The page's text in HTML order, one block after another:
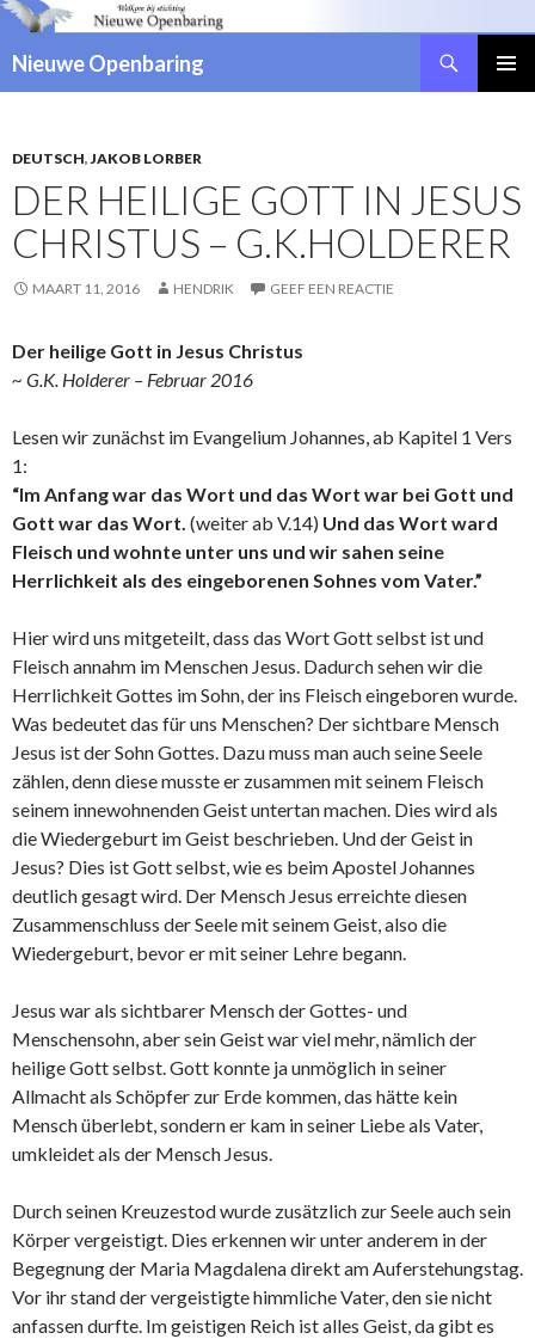
Nieuwe Openbaring
SPRINGEN
DEUTSCH,JAKOB LORBER
DER HEILIGE GOTT IN JESUS
CHRISTUS – G.K.HOLDERER
MAART 11, 2016 HENDRIK GEEF EEN REACTIE
Der heilige Gott in Jesus Christus
~ G.K. Holderer – Februar 2016
Lesen wir zunächst im Evangelium Johannes, ab Kapitel 1 Vers
1:
“Im Anfang war das Wort und das Wort war bei Gott und
Gott war das Wort. (weiter ab V.14) Und das Wort ward
Fleisch und wohnte unter uns und wir sahen seine
Herrlichkeit als des eingeborenen Sohnes vom Vater.”
Hier wird uns mitgeteilt, dass das Wort Gott selbst ist und
Fleisch annahm im Menschen Jesus. Dadurch sehen wir die
Herrlichkeit Gottes im Sohn, der ins Fleisch eingeboren wurde.
Was bedeutet das für uns Menschen? Der sichtbare Mensch
Jesus ist der Sohn Gottes. Dazu muss man auch seine Seele
zählen, denn diese musste er zusammen mit seinem Fleisch
seinem innewohnenden Geist untertan machen. Dies wird als
die Wiedergeburt im Geist beschrieben. Und der Geist in
Jesus? Dies ist Gott selbst, wie es beim Apostel Johannes
deutlich gesagt wird. Der Mensch Jesus erreichte diesen
Zusammenschluss der Seele mit seinem Geist, also die
Wiedergeburt, bevor er mit seiner Lehre begann.
Jesus war als sichtbarer Mensch der Gottes- und
Menschensohn, aber sein Geist war viel mehr, nämlich der
heilige Gott selbst. Gott konnte ja unmöglich in seiner
Allmacht als Schöpfer zur Erde kommen, das hätte kein
Mensch überlebt, sondern er kam in seiner Liebe als Vater,
umkleidet als der Mensch Jesus.
Durch seinen Kreuzestod wurde zusätzlich zur Seele auch sein
Körper vergeistigt. Dies erkennen wir unter anderem in der
Begegnung der Maria Magdalena direkt am Auferstehungstag.
Vor ihr stand der vergeistigte himmliche Vater, den sie nicht
anfassen durfte. Im geistigen Reich ist alles Geist, da gibt es